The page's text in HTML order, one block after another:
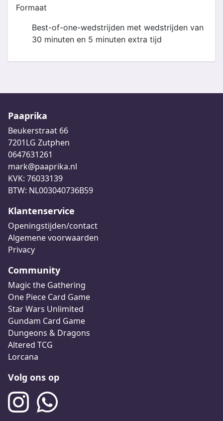
Formaat
Best-of-one-wedstrijden met wedstrijden van
30 minuten en 5 minuten extra tijd
Paaprika
Beukerstraat 66
7201LG Zutphen
0647631261
mark@paaprika.nl
KVK: 76033139
BTW: NL003040736B59
Klantenservice
Openingstijden/contact
Algemene voorwaarden
Privacy
Community
Magic the Gathering
One Piece Card Game
Star Wars Unlimited
Gundam Card Game
Dungeons & Dragons
Altered TCG
Lorcana
Volg ons op